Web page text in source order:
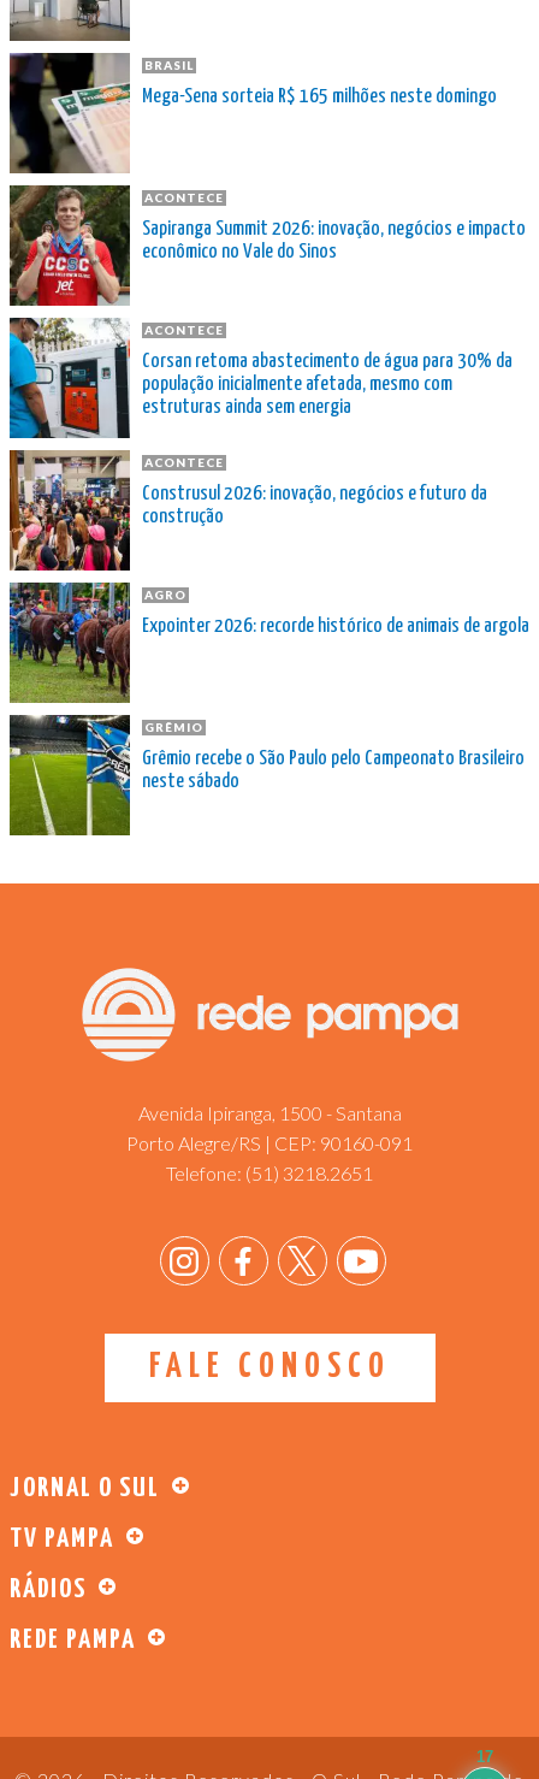
BRASIL
Mega-Sena sorteia R$ 165 milhões neste domingo
ACONTECE
Sapiranga Summit 2026: inovação, negócios e impacto
econômico no Vale do Sinos
ACONTECE
Corsan retoma abastecimento de água para 30% da
população inicialmente afetada, mesmo com
estruturas ainda sem energia
ACONTECE
Construsul 2026: inovação, negócios e futuro da
construção
AGRO
Expointer 2026: recorde histórico de animais de argola
GRÊMIO
Grêmio recebe o São Paulo pelo Campeonato Brasileiro
neste sábado
Avenida Ipiranga, 1500 - Santana
Porto Alegre/RS | CEP: 90160-091
Telefone: (51) 3218.2651
FALE CONOSCO
JORNAL O SUL
TV PAMPA
RÁDIOS
REDE PAMPA
17